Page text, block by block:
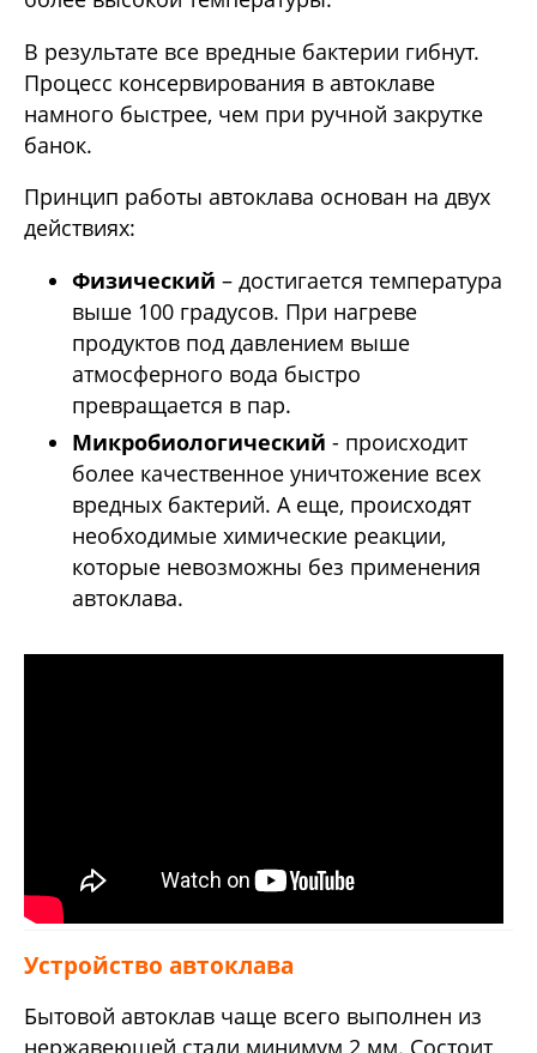
В результате все вредные бактерии гибнут.
Процесс консервирования в автоклаве
намного быстрее, чем при ручной закрутке
банок.
Принцип работы автоклава основан на двух
действиях:
Физический – достигается температура
выше 100 градусов. При нагреве
продуктов под давлением выше
атмосферного вода быстро
превращается в пар.
Микробиологический - происходит
более качественное уничтожение всех
вредных бактерий. А еще, происходят
необходимые химические реакции,
которые невозможны без применения
автоклава.
Устройство автоклава
Бытовой автоклав чаще всего выполнен из
нержавеющей стали минимум 2 мм. Состоит